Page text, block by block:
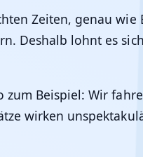
Zeiten, genau wie
Deshalb lohnt es
Beispiel: Wir
wirken